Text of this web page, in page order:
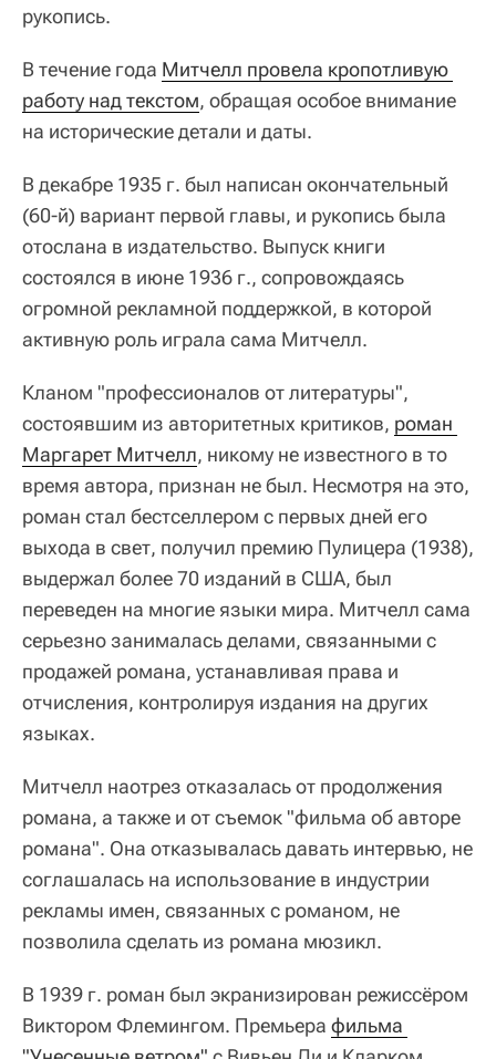
рукопись.
В течение года Митчелл провела кропотливую
работу над текстом, обращая особое внимание
на исторические детали и даты.
В декабре 1935 г. был написан окончательный
(60-й) вариант первой главы, и рукопись была
отослана в издательство. Выпуск книги
состоялся в июне 1936 г., сопровождаясь
огромной рекламной поддержкой, в которой
активную роль играла сама Митчелл.
Кланом "профессионалов от литературы",
состоявшим из авторитетных критиков, роман
Маргарет Митчелл, никому не известного в то
время автора, признан не был. Несмотря на это,
роман стал бестселлером с первых дней его
выхода в свет, получил премию Пулицера (1938),
выдержал более 70 изданий в США, был
переведен на многие языки мира. Митчелл сама
серьезно занималась делами, связанными с
продажей романа, устанавливая права и
отчисления, контролируя издания на других
языках.
Митчелл наотрез отказалась от продолжения
романа, а также и от съемок "фильма об авторе
романа". Она отказывалась давать интервью, не
соглашалась на использование в индустрии
рекламы имен, связанных с романом, не
позволила сделать из романа мюзикл.
В 1939 г. роман был экранизирован режиссёром
Виктором Флемингом. Премьера фильма